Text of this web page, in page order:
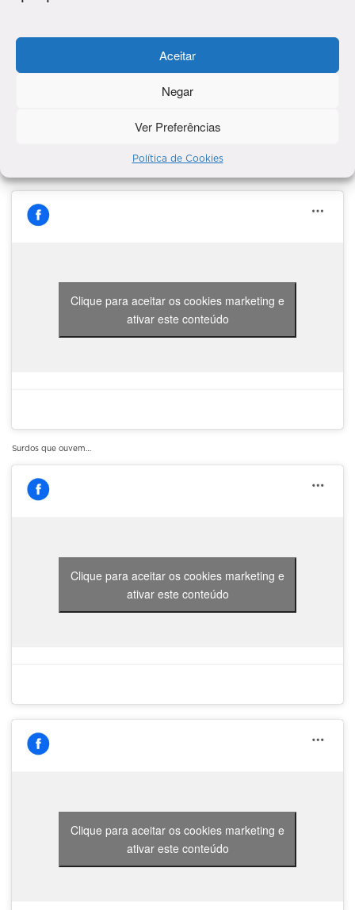
Aceitar
Negar
Ver Preferências
Política de Cookies
ENVIE SEU COMENTÁRIO
Clique para aceitar os cookies marketing e
ativar este conteúdo
Surdos que ouvem…
Clique para aceitar os cookies marketing e
ativar este conteúdo
Clique para aceitar os cookies marketing e
ativar este conteúdo